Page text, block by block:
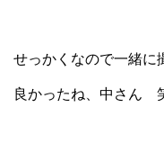
せっかくなので一緒に
良かったね、中さん